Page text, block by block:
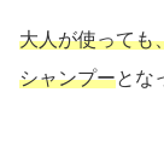
大人が使っても
シャンプーとな